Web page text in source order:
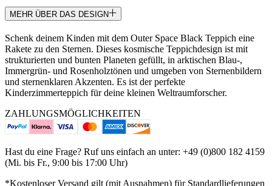
MEHR ÜBER DAS DESIGN
Schenk deinem Kinden mit dem Outer Space Black Teppich eine
Rakete zu den Sternen. Dieses kosmische Teppichdesign ist mit
strukturierten und bunten Planeten gefüllt, in arktischen Blau-,
Immergrün- und Rosenholztönen und umgeben von Sternenbildern
und sternenklaren Akzenten. Es ist der perfekte
Kinderzimmerteppich für deine kleinen Weltraumforscher.
ZAHLUNGSMÖGLICHKEITEN
Hast du eine Frage? Ruf uns einfach an unter: +49 (0)800 182 4159
(Mi. bis Fr., 9:00 bis 17:00 Uhr)
*Kostenloser Versand gilt (mit Ausnahmen) für Standardlieferungen